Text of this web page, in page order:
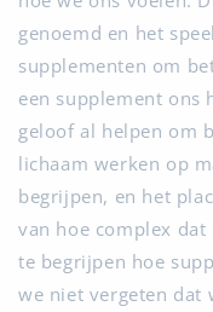
genoemd en het
supplementen om
een supplement ons
geloof al helpen om
lichaam werken op
begrijpen, en het
van hoe complex
te begrijpen hoe
we niet vergeten dat